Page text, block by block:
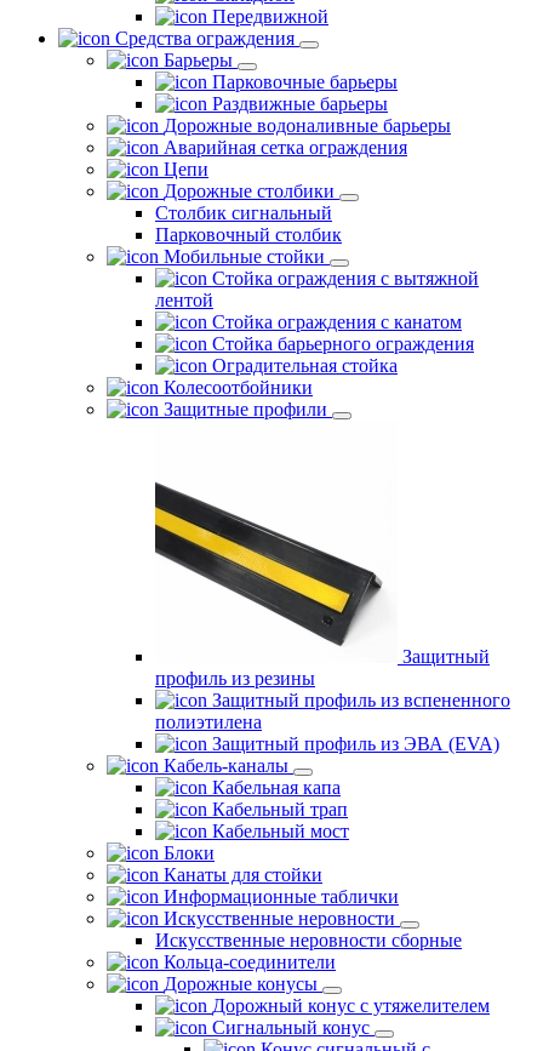
Передвижной
Средства ограждения
Барьеры
Парковочные барьеры
Раздвижные барьеры
Дорожные водоналивные барьеры
Аварийная сетка ограждения
Цепи
Дорожные столбики
Столбик сигнальный
Парковочный столбик
Мобильные стойки
Стойка ограждения с вытяжной
лентой
Стойка ограждения с канатом
Стойка барьерного ограждения
Оградительная стойка
Колесоотбойники
Защитные профили
Защитный
профиль из резины
Защитный профиль из вспененного
полиэтилена
Защитный профиль из ЭВА (EVA)
Кабель-каналы
Кабельная капа
Кабельный трап
Кабельный мост
Блоки
Канаты для стойки
Информационные таблички
Искусственные неровности
Искусственные неровности сборные
Кольца-соединители
Дорожные конусы
Дорожный конус с утяжелителем
Сигнальный конус